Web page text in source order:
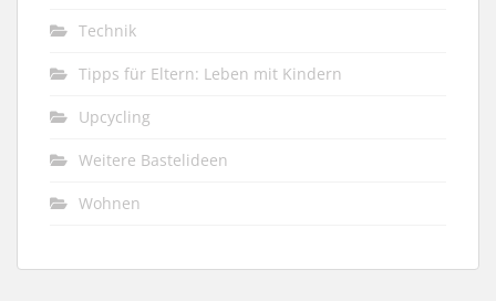
Technik
Tipps für Eltern: Leben mit Kindern
Upcycling
Weitere Bastelideen
Wohnen